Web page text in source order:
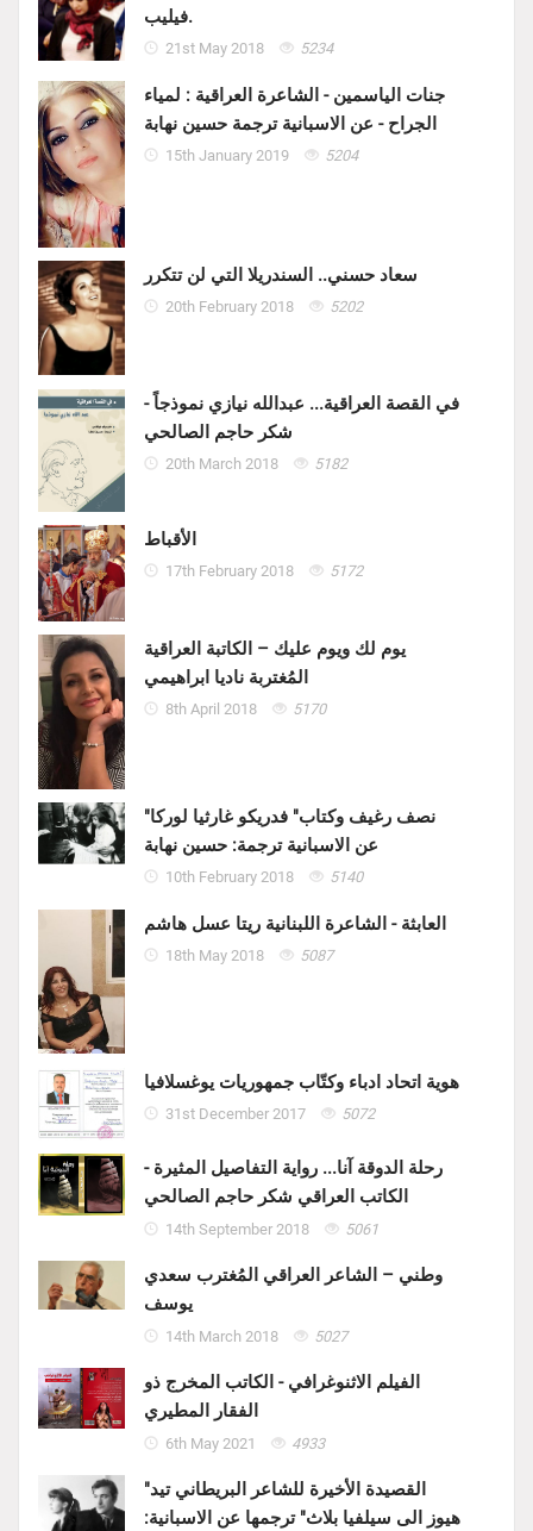
فيليب.
21st May 2018 5234
جنات الياسمين - الشاعرة العراقية : لمياء
الجراح - عن الاسبانية ترجمة حسين نهابة
15th January 2019 5204
سعاد حسني.. السندريلا التي لن تتكرر
20th February 2018 5202
في القصة العراقية... عبدالله نيازي نموذجاً -
شكر حاجم الصالحي
20th March 2018 5182
الأقباط
17th February 2018 5172
يوم لك ويوم عليك – الكاتبة العراقية
المُغتربة ناديا ابراهيمي
8th April 2018 5170
"نصف رغيف وكتاب" فدريكو غارثيا لوركا
عن الاسبانية ترجمة: حسين نهابة
10th February 2018 5140
العابثة - الشاعرة اللبنانية ريتا عسل هاشم
18th May 2018 5087
هوية اتحاد ادباء وكتّاب جمهوريات يوغسلافيا
31st December 2017 5072
رحلة الدوقة آنا... رواية التفاصيل المثيرة -
الكاتب العراقي شكر حاجم الصالحي
14th September 2018 5061
وطني – الشاعر العراقي المُغترب سعدي
يوسف
14th March 2018 5027
الفيلم الاثنوغرافي - الكاتب المخرج ذو
الفقار المطيري
6th May 2021 4933
"القصيدة الأخيرة للشاعر البريطاني تيد
هيوز الى سيلفيا بلاث" ترجمها عن الاسبانية: